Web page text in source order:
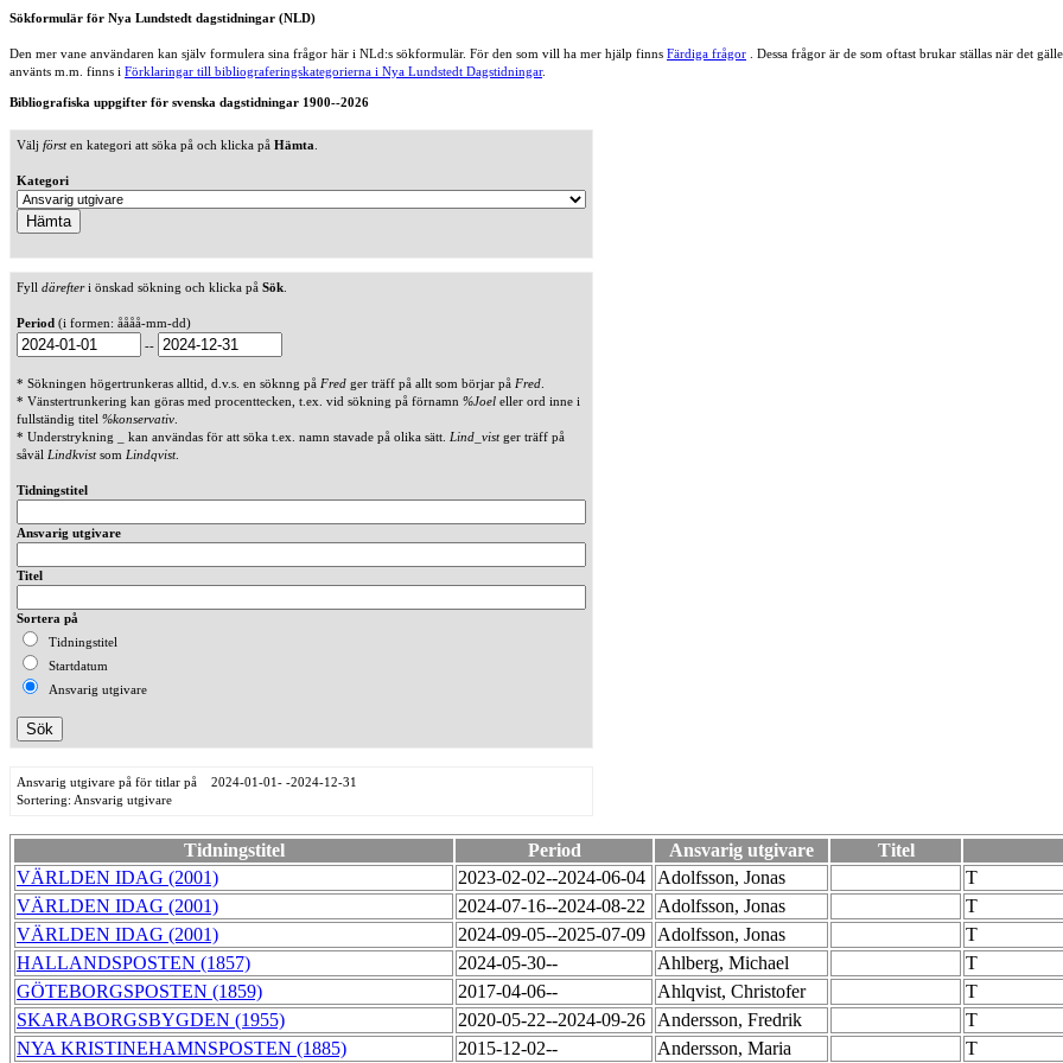
Sökformulär för Nya Lundstedt dagstidningar (NLD)
Den mer vane användaren kan själv formulera sina frågor här i NLd:s sökformulär. För den som vill ha mer hjälp finns Färdiga frågor . Dessa frågor är de som oftast brukar ställas när det
använts m.m. finns i Förklaringar till bibliograferingskategorierna i Nya Lundstedt Dagstidningar.
Bibliografiska uppgifter för svenska dagstidningar 1900--2026
Välj försten kategori att söka på och klicka på Hämta
Kategori
Fyll därefteri önskad sökning och klicka på Sök
Period (i formen: åååå-mm-dd)
--
* Sökningen högertrunkeras alltid, d.v.s. en söknng på Fred ger träff på allt som börjar på Fred
* Vänstertrunkering kan göras med procenttecken, t.ex. vid sökning på förnamn %Joel eller ord inne i
fullständig titel %konservativ
* Understrykning _ kan användas för att söka t.ex. namn stavade på olika sätt. Lind_vistger träff på
såväl Lindkvistsom Lindqvist.
Tidningstitel
Ansvarig utgivare
Titel
Sortera på
Tidningstitel
Startdatum
Ansvarig utgivare
Ansvarig utgivare på för titlar på 2024-01-01- -2024-12-31
Sortering: Ansvarig utgivare
Tidningstitel Period Ansvarig utgivare Titel
VÄRLDEN IDAG (2001) 2023-02-02--2024-06-04 Adolfsson, Jonas T
VÄRLDEN IDAG (2001) 2024-07-16--2024-08-22 Adolfsson, Jonas T
VÄRLDEN IDAG (2001) 2024-09-05--2025-07-09 Adolfsson, Jonas T
HALLANDSPOSTEN (1857) 2024-05-30-- Ahlberg, Michael T
GÖTEBORGSPOSTEN (1859) 2017-04-06-- Ahlqvist, Christofer T
SKARABORGSBYGDEN (1955) 2020-05-22--2024-09-26 Andersson, Fredrik T
NYA KRISTINEHAMNSPOSTEN (1885) 2015-12-02-- Andersson, Maria T